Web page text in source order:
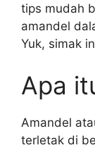
tips mudah
amandel
Yuk, simak
Apa
Amandel
terletak di